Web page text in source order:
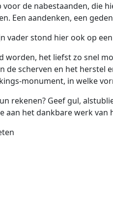
voor de nabestaanden, die
Een aandenken, een
vader stond hier ook op
worden, het liefst zo snel
de scherven en het herstel
monument, in welke
rekenen? Geef gul,
aan het dankbare werk van